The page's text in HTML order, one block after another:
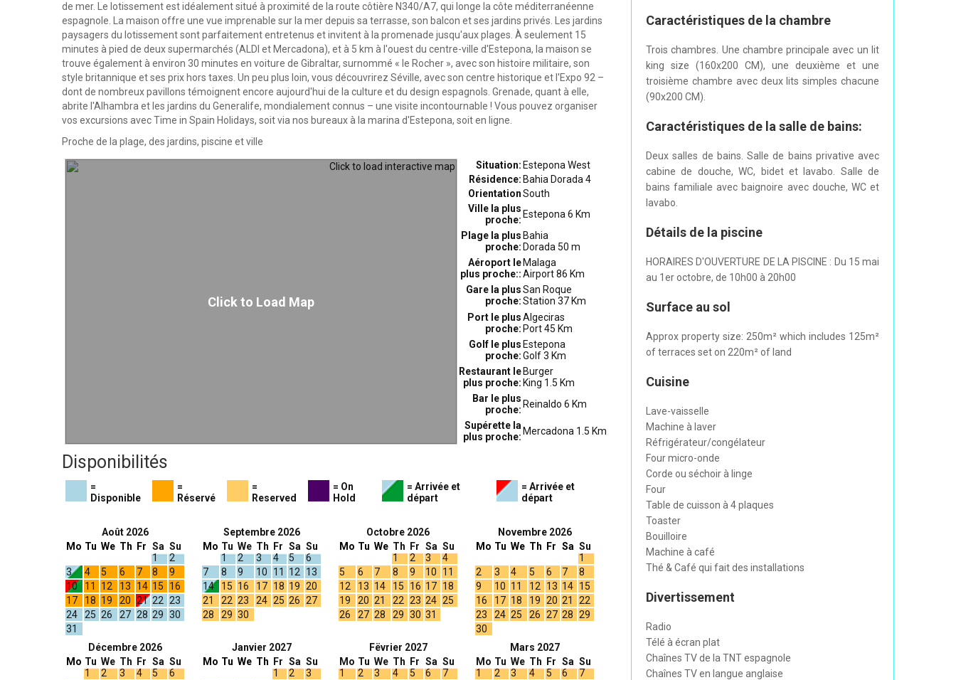
de mer. Le lotissement est idéalement situé à proximité de la route côtière N340/A7, qui longe la côte méditerranéenne
espagnole. La maison offre une vue imprenable sur la mer depuis sa terrasse, son balcon et ses jardins privés. Les jardins
paysagers du lotissement sont parfaitement entretenus et invitent à la promenade jusqu'aux plages. À seulement 15
minutes à pied de deux supermarchés (ALDI et Mercadona), et à 5 km à l'ouest du centre-ville d'Estepona, la maison se
trouve également à environ 30 minutes en voiture de Gibraltar, surnommé « le Rocher », avec son histoire militaire, son
style britannique et ses prix hors taxes. Un peu plus loin, vous découvrirez Séville, avec son centre historique et l'Expo 92 –
dont de nombreux pavillons témoignent encore aujourd'hui de la culture et du design espagnols. Grenade, quant à elle,
abrite l'Alhambra et les jardins du Generalife, mondialement connus – une visite incontournable ! Vous pouvez organiser
vos excursions avec Time in Spain Holidays, soit via nos bureaux à la marina d'Estepona, soit en ligne.
Proche de la plage, des jardins, piscine et ville
Click to Load Map
Situation: Estepona West
Résidence: Bahia Dorada 4
OrientationSouth
Ville la plus
proche: Estepona 6 Km
Plage la plus
proche:
Bahia
Dorada 50 m
Aéroport le
plus proche::
Malaga
Airport 86 Km
Gare la plus
proche:
San Roque
Station 37 Km
Port le plus
proche:
Algeciras
Port 45 Km
Golf le plus
proche:
Estepona
Golf 3 Km
Restaurant le
plus proche:
Burger
King 1.5 Km
Bar le plus
proche: Reinaldo 6 Km
Supérette la
plus proche: Mercadona 1.5 Km
Disponibilités
=
Disponible
=
Réservé
=
Reserved
= On
Hold
= Arrivée et
départ
= Arrivée et
départ
Août 2026
Mo Tu We Th Fr Sa
1
Su
2
3
4 5 6 7 8
9
10
11 12 13 14 15
16
17
18 19 20 21 22 23
24
25 26 27 28 29 30
31
Septembre 2026
Mo Tu
1
We
2
Th
3
Fr
4
Sa
5
Su
6
7
8 9 10 11 12
13
14
15 16 17 18 19 20
21
22 23 24 25 26 27
28
29 30
Octobre 2026
Mo Tu We Th
1
Fr
2
Sa
3
Su
4
5
6 7 8 9 10
11
12
13 14 15 16 17 18
19
20 21 22 23 24 25
26
27 28 29 30 31
Novembre 2026
Mo Tu We Th Fr Sa Su
1
2
3 4 5 6 7
8
9
10 11 12 13 14 15
16
17 18 19 20 21
22
23
24 25 26 27 28 29
30
Décembre 2026
Mo Tu
1
We
2
Th
3
Fr
4
Sa
5
Su
6
Janvier 2027
Mo Tu We Th
Fr
1
Sa
2
Su
3
Fëvrier 2027
Mo
1
Tu
2
We
3
Th
4
Fr
5
Sa
6
Su
7
Mars 2027
Mo
1
Tu
2
We
3
Th
4
Fr
5
Sa
6
Su
7
Caractéristiques de la chambre
Trois chambres. Une chambre principale avec un lit
king size (160x200 CM), une deuxième et une
troisième chambre avec deux lits simples chacune
(90x200 CM).
Caractéristiques de la salle de bains:
Deux salles de bains. Salle de bains privative avec
cabine de douche, WC, bidet et lavabo. Salle de
bains familiale avec baignoire avec douche, WC et
lavabo.
Détails de la piscine
HORAIRES D'OUVERTURE DE LA PISCINE : Du 15 mai
au 1er octobre, de 10h00 à 20h00
Surface au sol
Approx property size: 250m² which includes 125m²
of terraces set on 220m² of land
Cuisine
Lave-vaisselle
Machine à laver
Réfrigérateur/congélateur
Four micro-onde
Corde ou séchoir à linge
Four
Table de cuisson à 4 plaques
Toaster
Bouilloire
Machine à café
Thé & Café qui fait des installations
Divertissement
Radio
Télé à écran plat
Chaînes TV de la TNT espagnole
Chaînes TV en langue anglaise